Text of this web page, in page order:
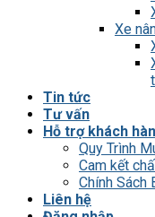
Xe
Tin tức
Tư vấn
Hỗ trợ khách
Quy Trình
Cam kết
Chính Sách
Liên hệ